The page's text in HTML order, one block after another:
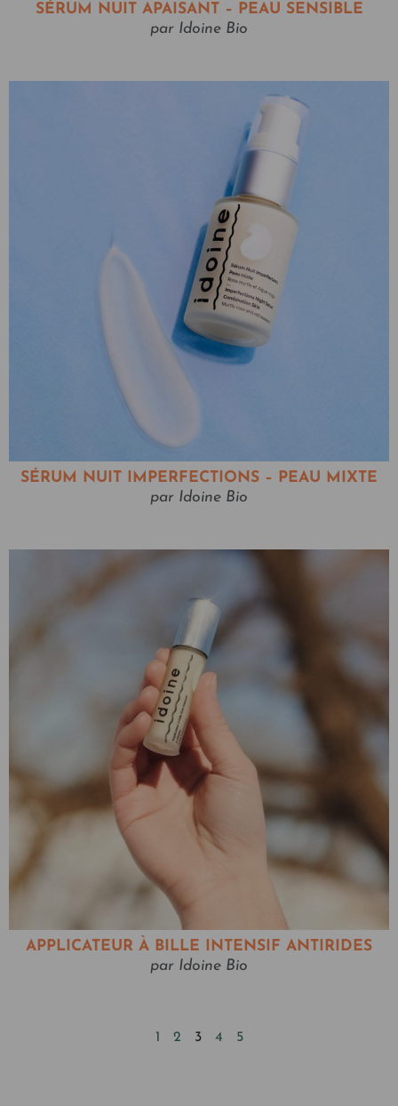
SÉRUM NUIT APAISANT – PEAU SENSIBLE
par Idoine Bio
SÉRUM NUIT IMPERFECTIONS – PEAU MIXTE
par Idoine Bio
APPLICATEUR À BILLE INTENSIF ANTIRIDES
par Idoine Bio
1 2 3 4 5